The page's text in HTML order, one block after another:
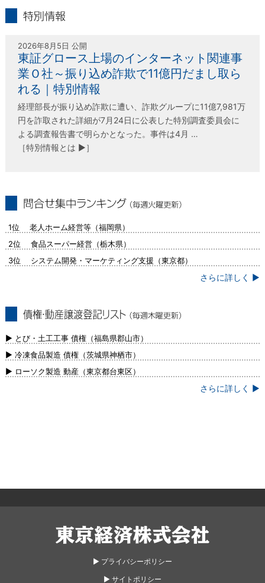
2026年8月5日 公開
東証グロース上場のインターネット関連事
業Ｏ社～振り込め詐欺で11億円だまし取ら
れる｜特別情報
経理部長が振り込め詐欺に遭い、詐欺グループに11億7,981万
円を詐取された詳細が7月24日に公表した特別調査委員会に
よる調査報告書で明らかとなった。事件は4月 …
［特別情報とは ▶］
1位 老人ホーム経営等（福岡県）
2位 食品スーパー経営（栃木県）
3位 システム開発・マーケティング支援（東京都）
さらに詳しく ▶
新）
▶ とび・土工工事 債権（福島県郡山市）
▶ 冷凍食品製造 債権（茨城県神栖市）
▶ ローソク製造 動産（東京都台東区）
さらに詳しく ▶
▶︎ プライバシーポリシー
▶︎ サイトポリシー